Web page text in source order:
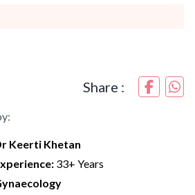
Share :
Keerti Khetan
33+ Years